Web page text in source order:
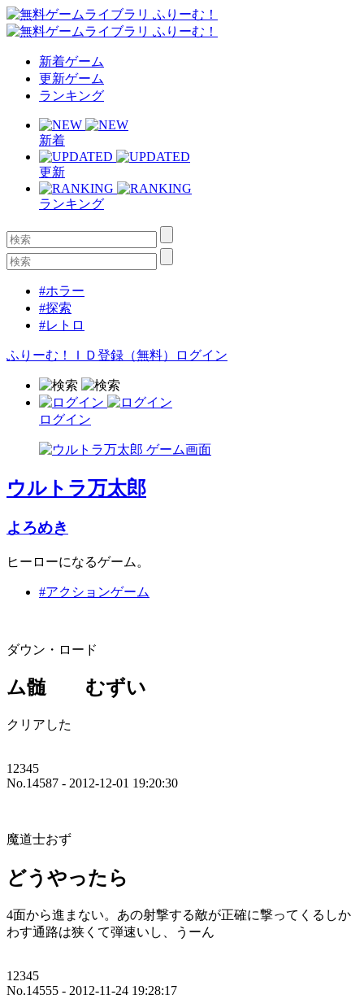
新着ゲーム
更新ゲーム
ランキング
新着
更新
ランキング
#ホラー
#探索
#レトロ
ふりーむ！ＩＤ登録（無料） ログイン
ログイン
ウルトラ万太郎
よろめき
ヒーローになるゲーム。
#アクションゲーム
ダウン・ロード
ム髄 むずい
クリアした
12345
No.14587 - 2012-12-01 19:20:30
魔道士おず
どうやったら
4面から進まない。あの射撃する敵が正確に撃ってくるしか
わす通路は狭くて弾速いし、うーん
12345
No.14555 - 2012-11-24 19:28:17